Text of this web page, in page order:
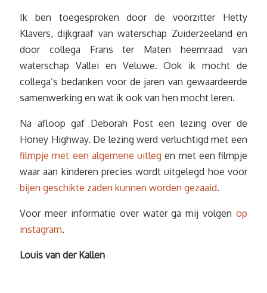
Ik ben toegesproken door de voorzitter Hetty
Klavers, dijkgraaf van waterschap Zuiderzeeland en
door collega Frans ter Maten heemraad van
waterschap Vallei en Veluwe. Ook ik mocht de
collega’s bedanken voor de jaren van gewaardeerde
samenwerking en wat ik ook van hen mocht leren.
Na afloop gaf Deborah Post een lezing over de
Honey Highway. De lezing werd verluchtigd met een
filmpje met een algemene uitleg en met een filmpje
waar aan kinderen precies wordt uitgelegd hoe voor
bijen geschikte zaden kunnen worden gezaaid.
Voor meer informatie over water ga mij volgen op
instagram.
Louis van der Kallen